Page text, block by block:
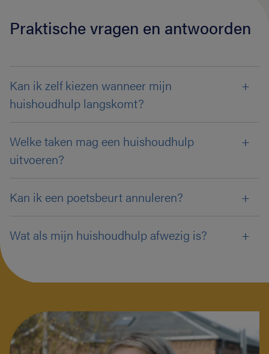
Praktische vragen en antwoorden
Kan ik zelf kiezen wanneer mijn
huishoudhulp langskomt?
Welke taken mag een huishoudhulp
uitvoeren?
Kan ik een poetsbeurt annuleren?
Wat als mijn huishoudhulp afwezig is?